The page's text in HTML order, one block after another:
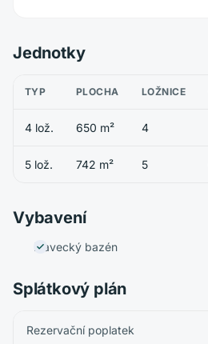
Jednotky
TYP PLOCHA LOŽNICE
4 lož. 650 m² 4
5 lož. 742 m² 5
Vybavení
Plavecký bazén
Splátkový plán
Rezervační poplatek